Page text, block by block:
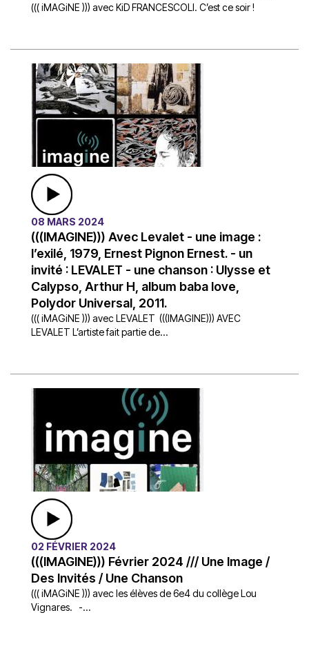
((( iMAGiNE ))) avec KiD FRANCESCOLI. C’est ce soir !
08 MARS 2024
(((IMAGINE))) Avec Levalet - une image :
l’exilé, 1979, Ernest Pignon Ernest. - un
invité : LEVALET - une chanson : Ulysse et
Calypso, Arthur H, album baba love,
Polydor Universal, 2011.
((( iMAGiNE ))) avec LEVALET (((IMAGINE))) AVEC
LEVALET L’artiste fait partie de...
02 FÉVRIER 2024
(((IMAGINE))) Février 2024 /// Une Image /
Des Invités / Une Chanson
((( iMAGiNE ))) avec les élèves de 6e4 du collège Lou
Vignares. -...